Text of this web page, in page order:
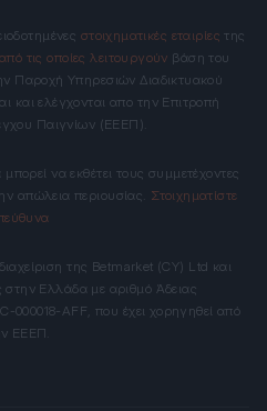
στοιχηματικές εταιρίες της
τις οποίες λειτουργούν βάση του
Παροχή Υπηρεσιών Διαδικτυακού
και ελέγχονται απο την Επιτροπή
Παιγνίων (ΕΕΕΠ).
να εκθέτει τους συμμετέχοντες
απώλεια περιουσίας. Στοιχηματίστε
της Betmarket (CY) Ltd και
στην Ελλάδα με αριθμό Άδειας
000018-AFF, που έχει χορηγηθεί από
ΕΕΕΠ.